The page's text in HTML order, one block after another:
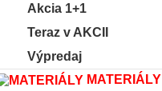
Akcia 1+1
Teraz v AKCII
Výpredaj
MATERIÁLY